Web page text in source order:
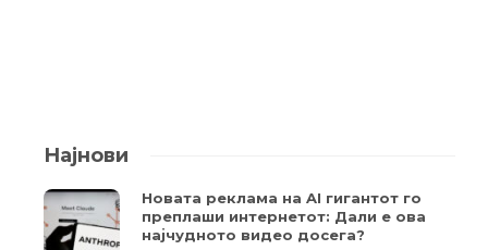
Најнови
Новата реклама на AI гигантот го
преплаши интернетот: Дали е ова
најчудното видео досега?